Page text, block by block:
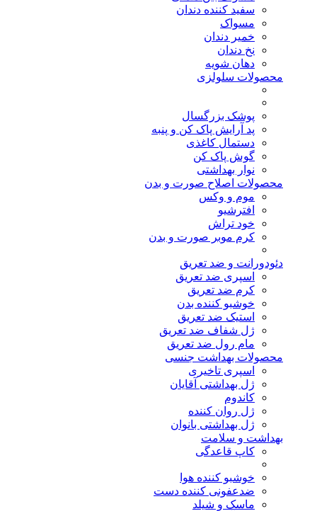
سفید کننده دندان
مسواک
خمیر دندان
نخ دندان
دهان شویه
محصولات سلولزی
پوشک بزرگسال
پد آرایش پاک کن و پنبه
دستمال کاغذی
گوش پاک کن
نوار بهداشتی
محصولات اصلاح صورت و بدن
موم و وکس
افترشیو
خود تراش
کرم موبر صورت و بدن
دئودورانت و ضد تعریق
اسپری ضد تعریق
کرم ضد تعریق
خوشبو کننده بدن
استیک ضد تعریق
ژل شفاف ضد تعریق
مام رول ضد تعریق
محصولات بهداشت جنسی
اسپری تاخیری
ژل بهداشتی آقایان
کاندوم
ژل روان کننده
ژل بهداشتی بانوان
بهداشت و سلامت
کاپ قاعدگی
خوشبو کننده هوا
ضدعفونی کننده دست
ماسک و شیلد